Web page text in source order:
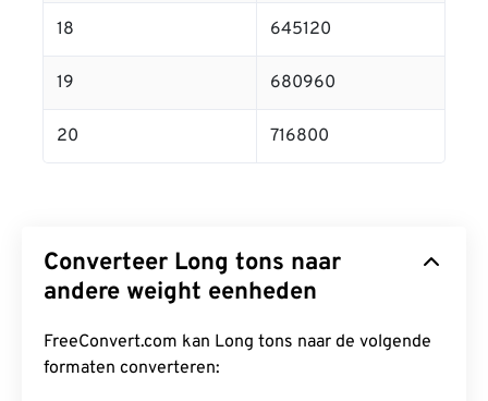
18 645120
19 680960
20 716800
Converteer Long tons naar
andere weight eenheden
FreeConvert.com kan Long tons naar de volgende
formaten converteren: